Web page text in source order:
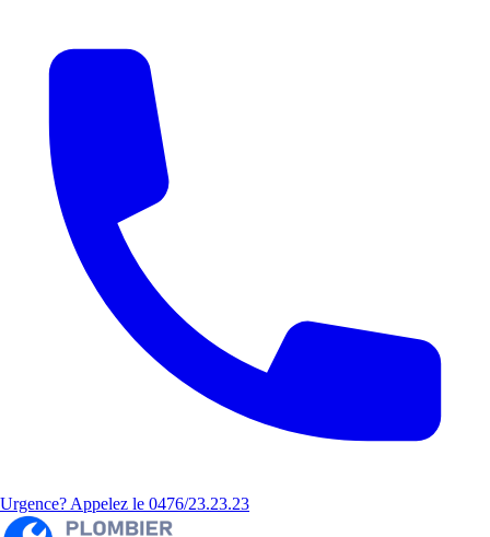
Urgence? Appelez le 0476/23.23.23